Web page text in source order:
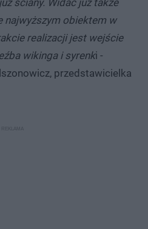
ściany. Widać już także
najwyższym obiektem w
realizacji jest wejście
wikinga i syrenki -
przedstawicielka